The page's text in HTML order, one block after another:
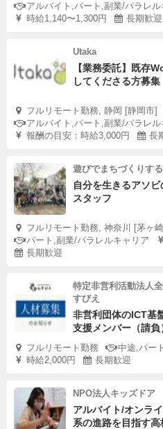
アルバイト,パート,副業/パラレル
時給1,140〜1,300円
長期歓迎
Utaka
【業務委託】既存
してくださる方募集
フルリモート勤務, 静岡 [静岡市]
アルバイト,パート,副業/パラレル
報酬の目安：時給3,000円
長
遊びでまちづくりす
自分を生きるアソ
スタッフ
フルリモート勤務, 神奈川 [茅ヶ
パート,副業/パラレルキャリア
長期歓迎
特定非営利活動法人
すびえ
非営利団体のICT基
支援メンバー（請負
フルリモート勤務
中途,パー
時給2,000円
長期歓迎
NPO法人キッズドア
アルバイト/オンラ
系の進路を目指す高